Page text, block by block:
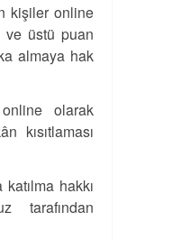
kişiler online
ve üstü puan
almaya hak
olarak
kısıtlaması
hakkı
tarafından